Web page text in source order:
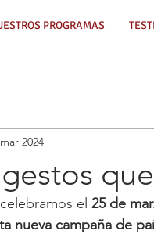
PROGRAMAS
2024
el 25 de
nueva campaña de